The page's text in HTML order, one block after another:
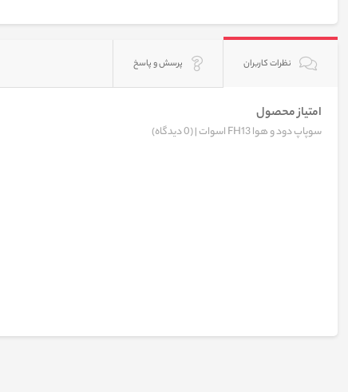
نظرات کاربران پرسش و پاسخ
امتیاز محصول
سوپاپ دود و هوا FH13 اسوات | (0 دیدگاه)